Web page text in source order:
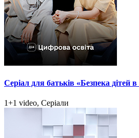
Серіал для батьків «Безпека дітей в
1+1 video, Серіали